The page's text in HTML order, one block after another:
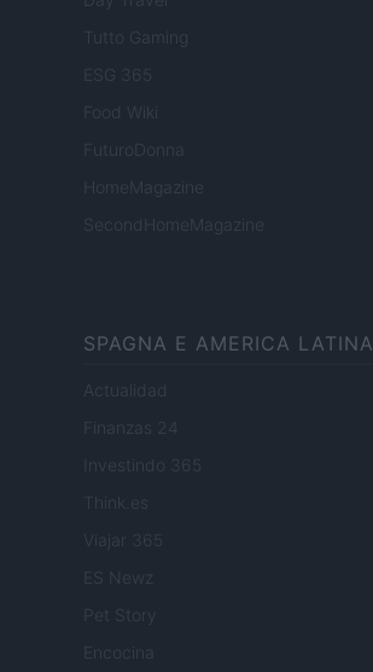
Tutto Gaming
ESG 365
Food Wiki
FuturoDonna
HomeMagazine
SecondHomeMagazine
SPAGNA E AMERICA LATINA
Actualidad
Finanzas 24
Investindo 365
Think.es
Viajar 365
ES Newz
Encocina